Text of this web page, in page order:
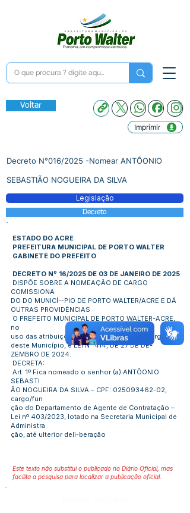
Voltar
Imprimir
Decreto N°016/2025 -Nomear ANTÔONIO
SEBASTIÃO NOGUEIRA DA SILVA
Legislação
Decreto
ESTADO DO ACRE
PREFEITURA MUNICIPAL DE PORTO WALTER
GABINETE DO PREFEITO
DECRETO Nº 16/2025 DE 03 DE JANEIRO DE 2025
DISPÕE SOBRE A NOMEAÇÃO DE CARGO
COMISSIONA
DO DO MUNICÍ--PIO DE PORTO WALTER/ACRE E DÁ
OUTRAS PROVIDÊNCIAS
O PREFEITO MUNICIPAL DE PORTO WALTER-ACRE,
no
uso das atribuições que lhe confere a Lei Orgânica
deste Município, e LEI N° 414, DE 27 DE DE-
ZEMBRO DE 2024.
DECRETA:
Art. 1º Fica nomeado o senhor (a) ANTÔONIO
SEBASTI
ÃO NOGUEIRA DA SILVA – CPF: 025093462-02,
cargo/fun
ção do Departamento de Agente de Contratação –
Lei nº 403/2023, lotado na Secretaria Municipal de
Administra
ção, até ulterior deli-beração
Este texto não substitui o publicado no Diário Oficial, mas
facilita a pesquisa para localizar a publicação oficial.